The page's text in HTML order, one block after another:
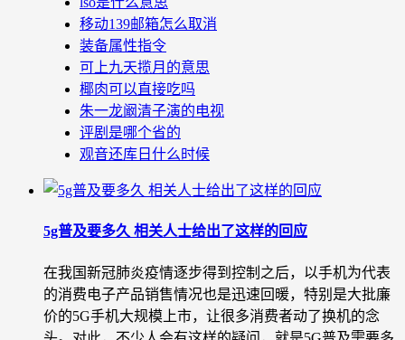
移动139邮箱怎么取消
装备属性指令
可上九天揽月的意思
椰肉可以直接吃吗
朱一龙阚清子演的电视
评剧是哪个省的
观音还库日什么时候
5g普及要多久 相关人士给出了这样的回应
在我国新冠肺炎疫情逐步得到控制之后，以手机为代表
的消费电子产品销售情况也是迅速回暖，特别是大批廉
价的5G手机大规模上市，让很多消费者动了换机的念